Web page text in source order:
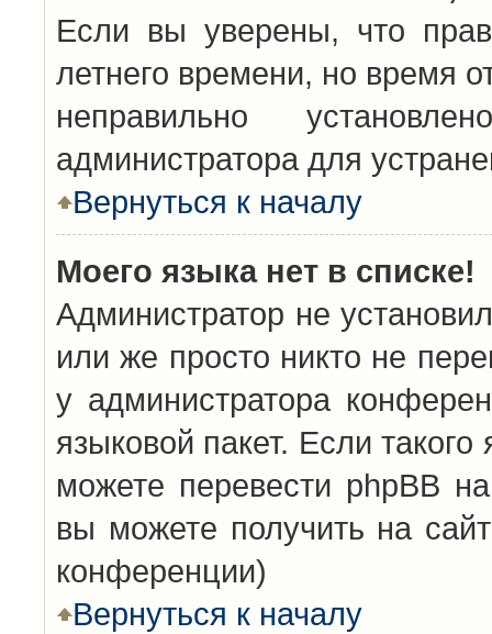
Если вы уверены, что
летнего времени, но время
неправильно
администратора для
Вернуться к началу
Моего языка нет в списке!
Администратор не
или же просто никто не
у администратора
языковой пакет. Если
можете перевести phpBB
вы можете получить на
конференции)
Вернуться к началу